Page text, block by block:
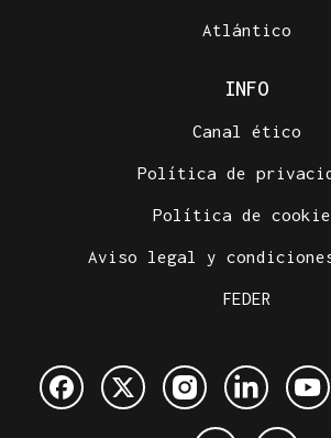
Atlántico
INFO
Canal ético
Política de
Política de
Aviso legal y
FEDER